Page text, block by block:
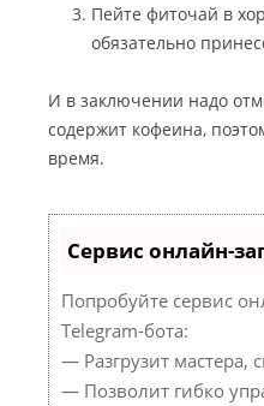
Пейте фиточай в
обязательно
И в заключении надо
содержит кофеина,
время.
Сервис онлайн-
Попробуйте сервис
Telegram-бота:
— Разгрузит мастера,
— Позволит гибко